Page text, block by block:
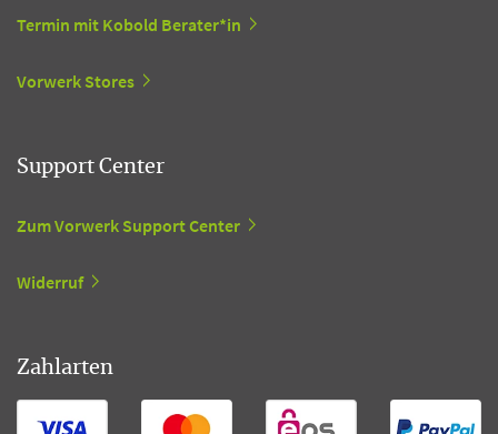
Termin mit Kobold Berater*in
Vorwerk Stores
Support Center
Zum Vorwerk Support Center
Widerruf
Zahlarten